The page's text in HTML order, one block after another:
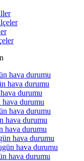
hava durumu
hava durumu
durumu
durumu
hava durumu
hava durumu
hava durumu
hava durumu
hava durumu
hava durumu